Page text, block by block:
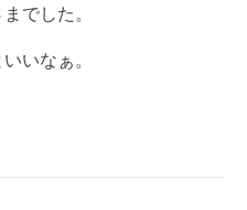
でした。
いなぁ。